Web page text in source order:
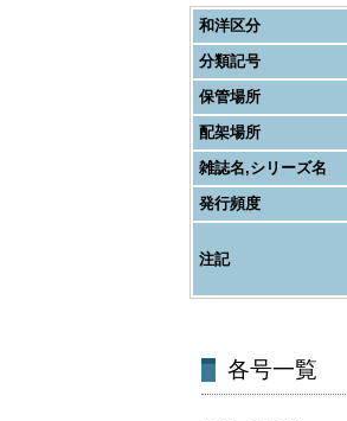
和洋区分
分類記号
保管場所
配架場所
雑誌名,シリーズ名
発行頻度
注記
各号一覧